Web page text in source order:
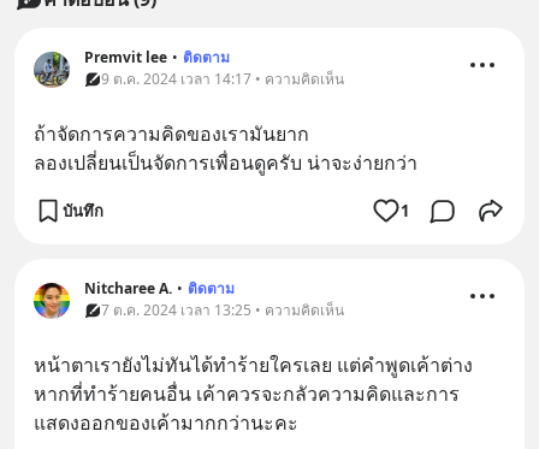
Premvit lee • ติดตาม
9 ต.ค. 2024 เวลา 14:17 • ความคิดเห็น
ถ้าจัดการความคิดของเรามันยาก
ลองเปลี่ยนเป็นจัดการเพื่อนดูครับ น่าจะง่ายกว่า
บันทึก 1
Nitcharee A. • ติดตาม
7 ต.ค. 2024 เวลา 13:25 • ความคิดเห็น
หน้าตาเรายังไม่ทันได้ทำร้ายใครเลย แต่คำพูดเค้าต่าง
หากที่ทำร้ายคนอื่น เค้าควรจะกลัวความคิดและการ
แสดงออกของเค้ามากกว่านะคะ